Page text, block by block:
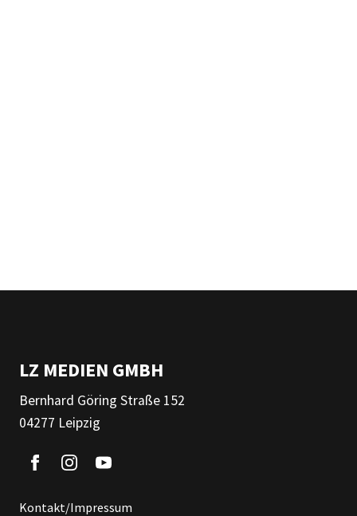
LZ MEDIEN GMBH
Bernhard Göring Straße 152
04277 Leipzig
Kontakt/Impressum